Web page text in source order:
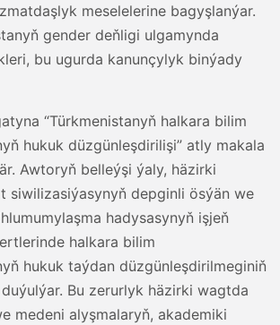
meselelerine bagyşlanýar.
gender deňligi ulgamynda
bu ugurda kanunçylyk binýady
“Türkmenistanyň halkara bilim
hukuk düzgünleşdirilişi” atly makala
Awtoryň belleýşi ýaly, häzirki
siwilizasiýasynyň depginli ösýän we
hadysasynyň işjeň
halkara bilim
hukuk taýdan düzgünleşdirilmeginiň
Bu zerurlyk häzirki wagtda
medeni alyşmalaryň, akademiki